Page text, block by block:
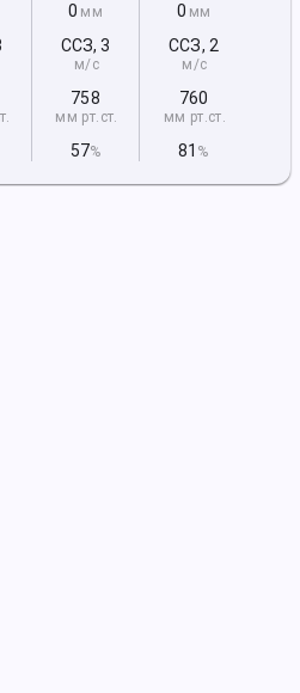
0 мм
ССЗ,3
м/с
758
мм рт.ст.
57%
0 мм
ССЗ, 2
м/с
760
мм рт.ст.
81 %